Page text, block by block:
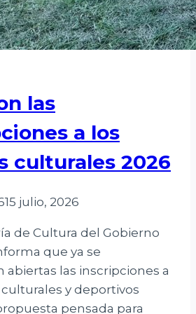
las
a los
culturales 2026
15 julio, 2026
de Cultura del Gobierno
que ya se
abiertas las inscripciones a
culturales y deportivos
pensada para